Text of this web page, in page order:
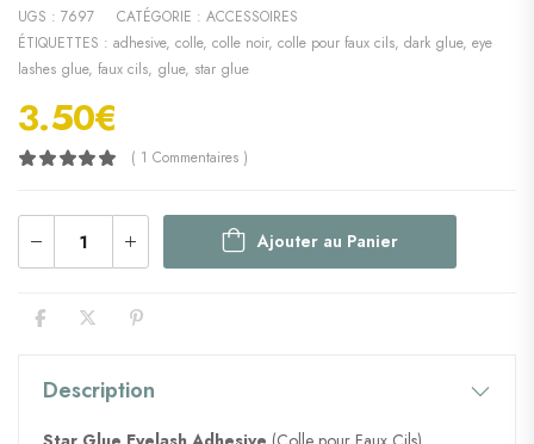
UGS : 7697 CATÉGORIE : ACCESSOIRES
ÉTIQUETTES : adhesive, colle, colle noir, colle pour faux cils, dark glue, eye
lashes glue, faux cils, glue, star glue
3.50€
( 1 Commentaires )
Ajouter au Panier
Description